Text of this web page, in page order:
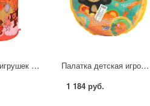
Корзина для игрушек Союзмультфильм Любимые Герои, 43х60 см. Играем Вместе XDP-17937-R
Палатка детская игровая "Чебурашка" 81x91x81 см. в сумке Играем Вместе GFA-CHE01-R
1 184 руб.